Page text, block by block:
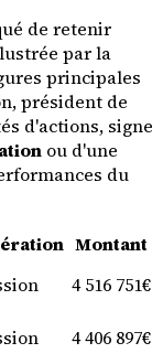
de retenir
par la
principales
président de
d'actions, signe
ou d'une
du
Montant
4 516 751€
4 406 897€